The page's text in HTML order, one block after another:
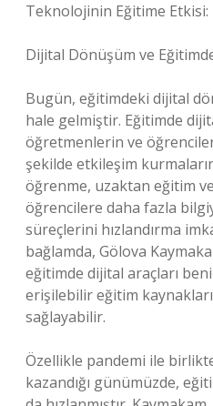
Teknolojinin Eğitime
Dijital Dönüşüm ve
Bugün, eğitimdeki dijital
hale gelmiştir. Eğitimde
öğretmenlerin ve
şekilde etkileşim
öğrenme, uzaktan eğitim
öğrencilere daha fazla
süreçlerini hızlandırma
bağlamda, Gölova
eğitimde dijital araçları
erişilebilir eğitim kaynakları
sağlayabilir.
Özellikle pandemi ile
kazandığı günümüzde,